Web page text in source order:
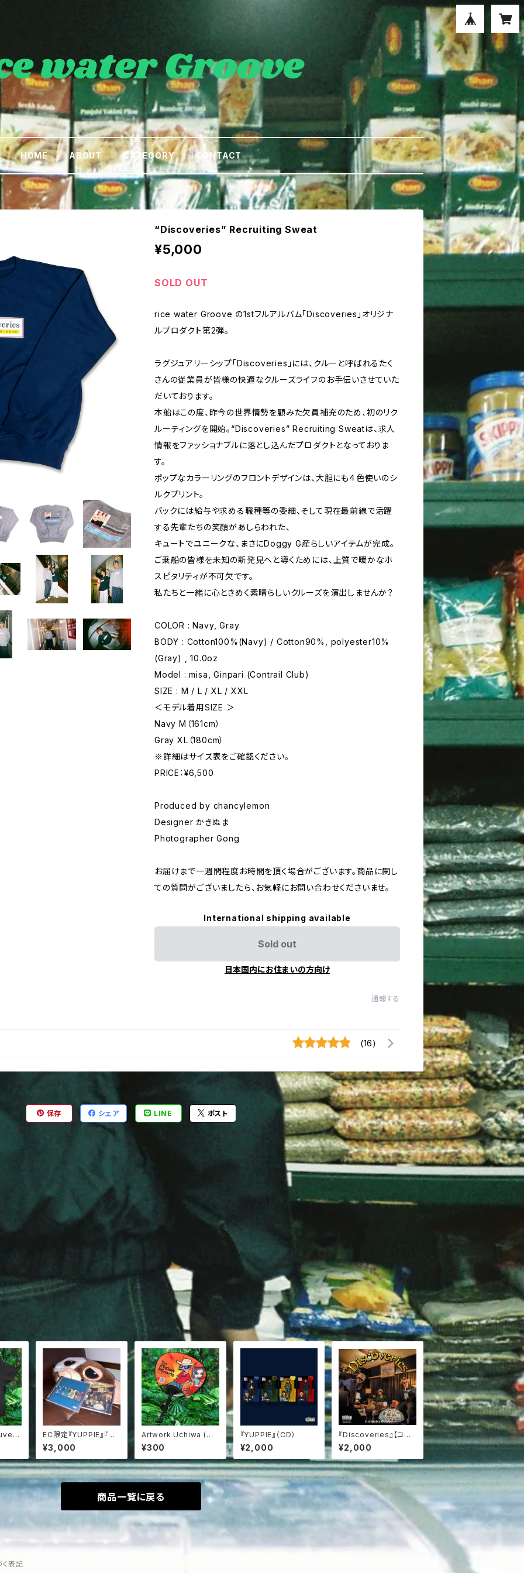
HOME ABOUT CATEGORY CONTACT
“Discoveries” Recruiting Sweat
¥5,000
SOLD OUT
rice water Groove の1stフルアルバム「Discoveries」オリジナ
ルプロダクト第2弾。
ラグジュアリーシップ「Discoveries」には、クルーと呼ばれるたく
さんの従業員が皆様の快適なクルーズライフのお手伝いさせていた
だいております。
本船はこの度、昨今の世界情勢を顧みた欠員補充のため、初のリク
ルーティングを開始。“Discoveries” Recruiting Sweatは、求人
情報をファッショナブルに落とし込んだプロダクトとなっておりま
す。
ポップなカラーリングのフロントデザインは、大胆にも４色使いのシ
ルクプリント。
バックには給与や求める職種等の委細、そして現在最前線で活躍
する先輩たちの笑顔があしらわれた、
キュートでユニークな、まさにDoggy G産らしいアイテムが完成。
ご乗船の皆様を未知の新発見へと導くためには、上質で暖かなホ
スピタリティが不可欠です。
私たちと一緒に心ときめく素晴らしいクルーズを演出しませんか？
COLOR : Navy, Gray
BODY : Cotton100%(Navy) / Cotton90%, polyester10%
(Gray) , 10.0oz
Model : misa, Ginpari (Contrail Club)
SIZE : M / L / XL / XXL
＜モデル着用SIZE ＞
Navy M（161cm）
Gray XL（180cm）
※詳細はサイズ表をご確認ください。
PRICE：¥6,500
Produced by chancylemon
Designer かきぬま
Photographer Gong
お届けまで一週間程度お時間を頂く場合がございます。商品に関し
ての質問がございましたら、お気軽にお問い合わせくださいませ。
International shipping available
Sold out
日本国内にお住まいの方向け
通報する
(16)
保存 シェア LINE ポスト
EC限定『YUPPIE』『Di
scoveries』２枚セット
【コンパクトディスク】
¥3,000
Artwork Uchiwa (オ
ンライン単品購入不可
商品)
¥300
『YUPPIE』（CD）
¥2,000
『Discoveries』【コン
パクトディスク】
¥2,000
商品一覧に戻る
表記